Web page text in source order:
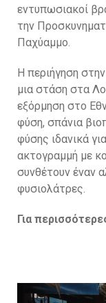
εντυπωσιακοί
την
Παχύαμμο.
Η περιήγηση
μια στάση στα
εξόρμηση στο
φύση, σπάνια
φύσης ιδανικά
ακτογραμμή με
συνθέτουν έναν
φυσιολάτρες.
Για